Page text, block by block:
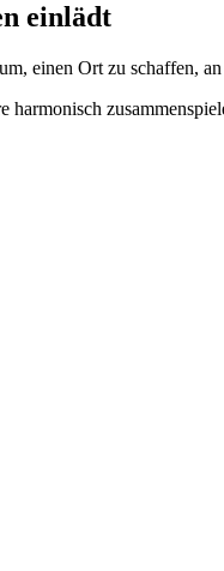
einlädt
einen Ort zu schaffen,